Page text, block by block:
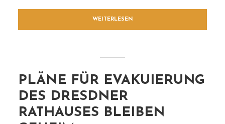
WEITERLESEN
PLÄNE FÜR EVAKUIERUNG
DES DRESDNER
RATHAUSES BLEIBEN